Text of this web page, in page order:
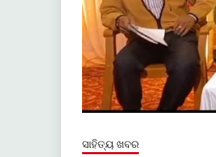
ସାହିତ୍ୟ ଖବର